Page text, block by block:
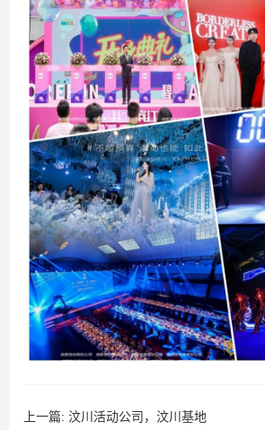
上一篇: 汶川活动公司，汶川基地